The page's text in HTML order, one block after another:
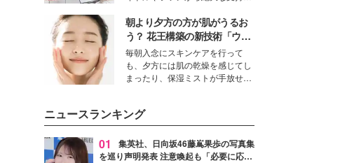
ーについて熱く語り合ってもらっ
た。
取締役兼クリエイティブディレク
ター・茅野しのぶ。一人ひとりの
個性に寄り添い、魅力を引き出す
衣装作りは、多くの女性たちに勇
気と自信を与え続けている。
朝より夕方の方が肌がうるお
う？ 花王構築の新技術「ウォ
ーターキャプチャリングスキ
ン（捕水肌）」がスキンケア
の常識を変える予感
毎朝入念にスキンケアを行って
も、夕方には肌の乾燥を感じてし
まったり、保湿ミストが手放せな
性を秘めた、革新的な「Water
Capturing Skin（ウォーターキャ
プチャリングスキン：捕水肌）」
技術を、花王が構築した。
ニュースランキング
01
集英社、日向坂46藤嶌果歩の写真集
を巡り声明発表 注意喚起も「必要に応じ